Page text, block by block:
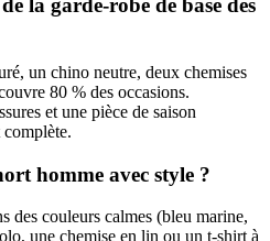
la garde-robe de base des
un chino neutre, deux chemises
80 % des occasions.
et une pièce de saison
complète.
homme avec style ?
des couleurs calmes (bleu marine,
une chemise en lin ou un t-shirt à